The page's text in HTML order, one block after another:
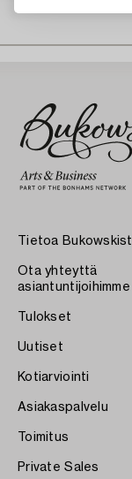
Tietoa
Ota yhteyttä
asiantuntijoihimme
Tulokset
Uutiset
Kotiarviointi
Asiakaspalvelu
Toimitus
Private Sales